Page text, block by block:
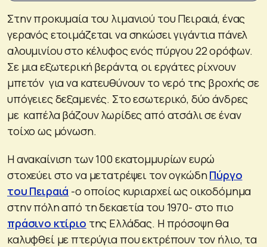
Στην προκυμαία του λιμανιού του Πειραιά, ένας
γερανός ετοιμάζεται να σηκώσει γιγάντια πάνελ
αλουμινίου στο κέλυφος ενός πύργου 22 ορόφων.
Σε μια εξωτερική βεράντα, οι εργάτες ρίχνουν
μπετόν για να κατευθύνουν το νερό της βροχής σε
υπόγειες δεξαμενές. Στο εσωτερικό, δύο άνδρες
με καπέλα βάζουν λωρίδες από ατσάλι σε έναν
τοίχο ως μόνωση.
Η ανακαίνιση των 100 εκατομμυρίων ευρώ
στοχεύει στο να μετατρέψει τον ογκώδηΠύργο
του Πειραιά -ο οποίος κυριαρχεί ως οικοδόμημα
στην πόλη από τη δεκαετία του 1970- στο πιο
πράσινο κτίριο της Ελλάδας. Η πρόσοψη θα
καλυφθεί με πτερύγια που εκτρέπουν τον ήλιο, τα